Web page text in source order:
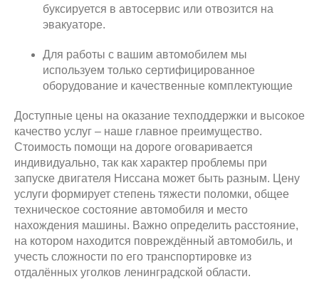
буксируется в автосервис или отвозится на
эвакуаторе.
Для работы с вашим автомобилем мы
используем только сертифицированное
оборудование и качественные комплектующие
Доступные цены на оказание техподдержки и высокое
качество услуг – наше главное преимущество.
Стоимость помощи на дороге оговаривается
индивидуально, так как характер проблемы при
запуске двигателя Ниссана может быть разным. Цену
услуги формирует степень тяжести поломки, общее
техническое состояние автомобиля и место
нахождения машины. Важно определить расстояние,
на котором находится повреждённый автомобиль, и
учесть сложности по его транспортировке из
отдалённых уголков ленинградской области.